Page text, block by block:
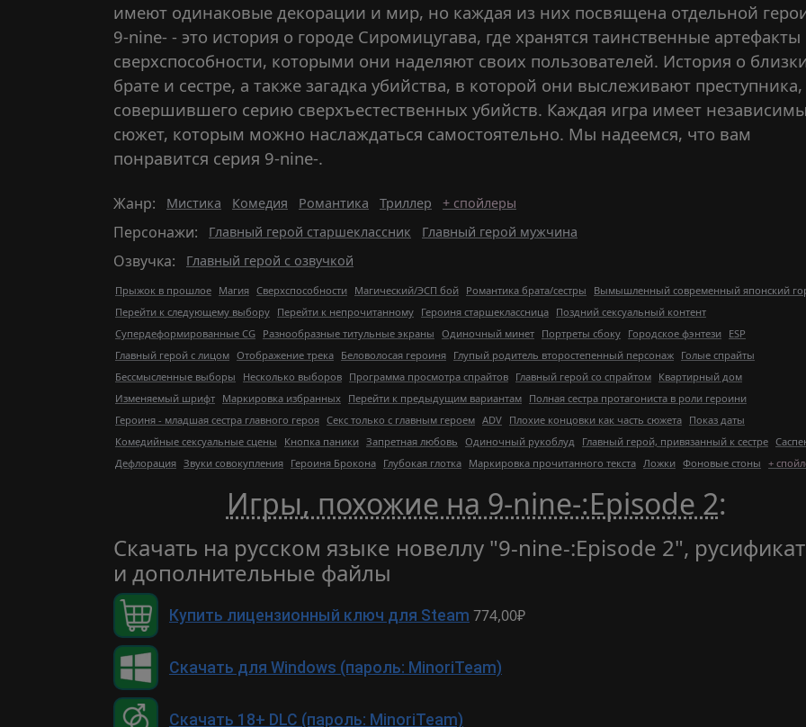
имеют одинаковые декорации и мир, но каждая из них посвящена отдельной
9-nine- - это история о городе Сиромицугава, где хранятся таинственные артефакты
сверхспособности, которыми они наделяют своих пользователей. История о
брате и сестре, а также загадка убийства, в которой они выслеживают преступника,
совершившего серию сверхъестественных убийств. Каждая игра имеет
сюжет, которым можно наслаждаться самостоятельно. Мы надеемся, что вам
понравится серия 9-nine-.
Жанр: Мистика Комедия Романтика Триллер + спойлеры
Персонажи: Главный герой старшеклассник Главный герой мужчина
Озвучка: Главный герой с озвучкой
Прыжок в прошлое Магия Сверхспособности Магический/ЭСП бой Романтика брата/сестры
Вымышленный современный японский
Перейти к следующему выбору Перейти к непрочитанному Героиня старшеклассница Поздний сексуальный контент
Супердеформированные CG Разнообразные титульные экраны Одиночный минет Портреты сбоку Городское фэнтези ESP
Главный герой с лицом Отображение трека Беловолосая героиня Глупый родитель второстепенный персонаж Голые спрайты
Бессмысленные выборы
Несколько выборов Программа просмотра спрайтов Главный герой со спрайтом Квартирный дом
Изменяемый шрифт Маркировка избранных Перейти к предыдущим вариантам Полная сестра протагониста в роли героини
Героиня - младшая сестра главного героя Секс только с главным героем ADV Плохие концовки как часть сюжета Показ даты
Комедийные сексуальные сцены
Кнопка паники Запретная любовь Одиночный рукоблуд Главный герой, привязанный к сестре
Дефлорация Звуки совокупления Героиня Брокона Глубокая глотка Маркировка прочитанного текста Ложки Фоновые стоны +
Игры, похожие на 9-nine-:Episode 2:
Скачать на русском языке новеллу "9-nine-:Episode 2",
и дополнительные файлы
Купить лицензионный ключ для Steam 774,00₽
Скачать для Windows (пароль: MinoriTeam)
Скачать 18+ DLC (пароль: MinoriTeam)